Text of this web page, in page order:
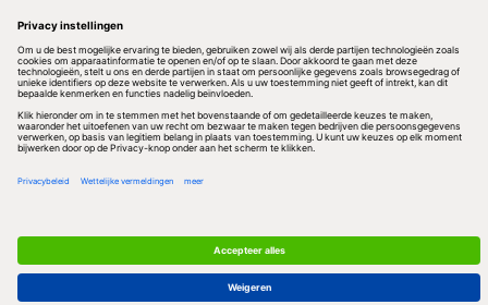
Volg ons
Redactionele partner
Algemene Voorwaarden & Copyrights